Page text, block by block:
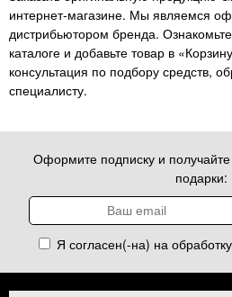
интернет-магазине. Мы являемся
дистрибьютором бренда.
каталоге и добавьте товар в
консультация по подбору средств,
специалисту.
Оформите подписку и получайте
подарки:
Я согласен(-на) на обработку